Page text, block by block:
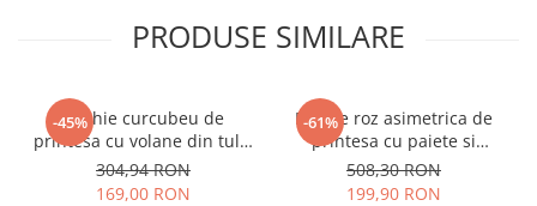
PRODUSE SIMILARE
-45%
Rochie curcubeu de
printesa cu volane din tulle
si sectiuni transparente
304,94 RON
169,00 RON
-61%
Rochie roz asimetrica de
printesa cu paiete si
maneca scurta
508,30 RON
199,90 RON